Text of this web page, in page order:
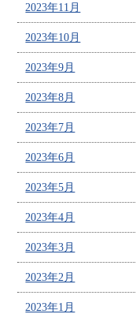
2023年11月
2023年10月
2023年9月
2023年8月
2023年7月
2023年6月
2023年5月
2023年4月
2023年3月
2023年2月
2023年1月